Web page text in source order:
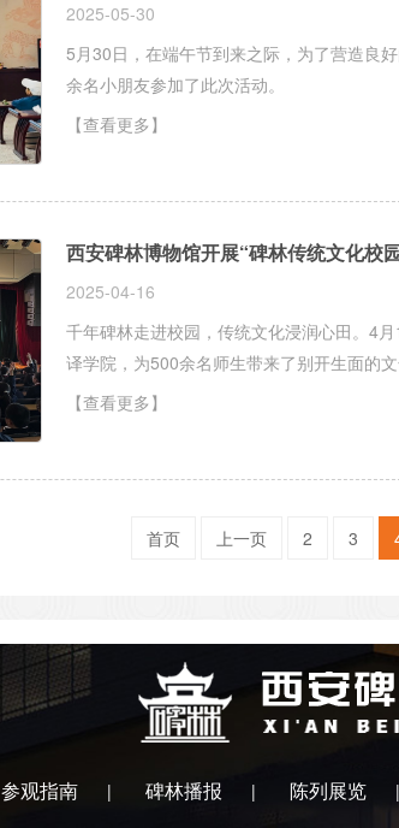
2025-05-30
5月30日，在端午节到来之际，为了营造良
余名小朋友参加了此次活动。
【查看更多】
西安碑林博物馆开展“碑林传统文化校
2025-04-16
千年碑林走进校园，传统文化浸润心田。4
译学院，为500余名师生带来了别开生面的文
【查看更多】
首页 上一页 2 3
参观指南 | 碑林播报 | 陈列展览 |